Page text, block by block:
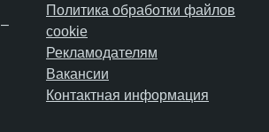
Политика обработки файлов
cookie
Рекламодателям
Вакансии
Контактная информация